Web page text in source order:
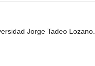
Jorge Tadeo